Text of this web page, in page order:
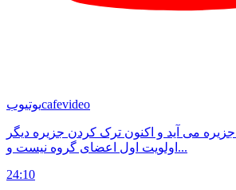
یوتیوبcafevideo
می آید و اکنون ترک کردن جزیره دیگر
اولویت اول اعضای گروه نیست و...
24:10